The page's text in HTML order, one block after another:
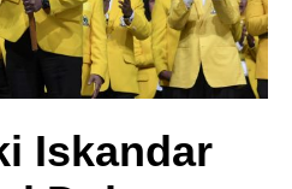
Iskandar